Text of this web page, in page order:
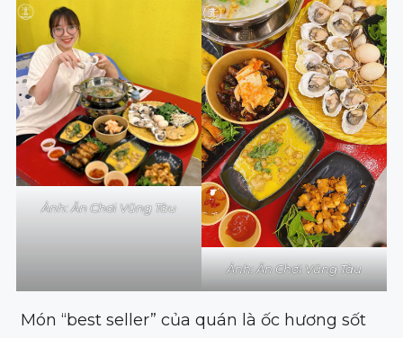
Ảnh: Ăn Chơi Vũng Tàu
Ảnh: Ăn Chơi Vũng Tàu
Món “best seller” của quán là ốc hương sốt